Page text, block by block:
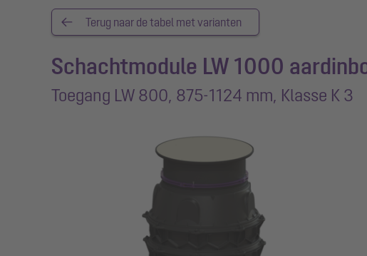
Terug naar de tabel met varianten
Schachtmodule LW 1000
Toegang LW 800, 875-1124 mm, Klasse K 3